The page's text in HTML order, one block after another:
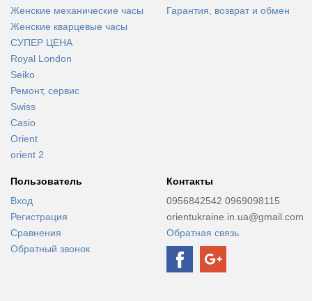
Женские механические часы
Женские кварцевые часы
СУПЕР ЦЕНА
Royal London
Seiko
Ремонт, сервис
Swiss
Casio
Orient
orient 2
Гарантия, возврат и обмен
Пользователь
Вход
Регистрация
Сравнения
Обратный звонок
Контакты
0956842542 0969098115
orientukraine.in.ua@gmail.com
Обратная связь